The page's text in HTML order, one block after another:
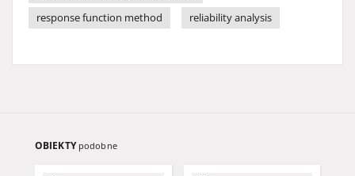
response function method
reliability analysis
OBIEKTY podobne